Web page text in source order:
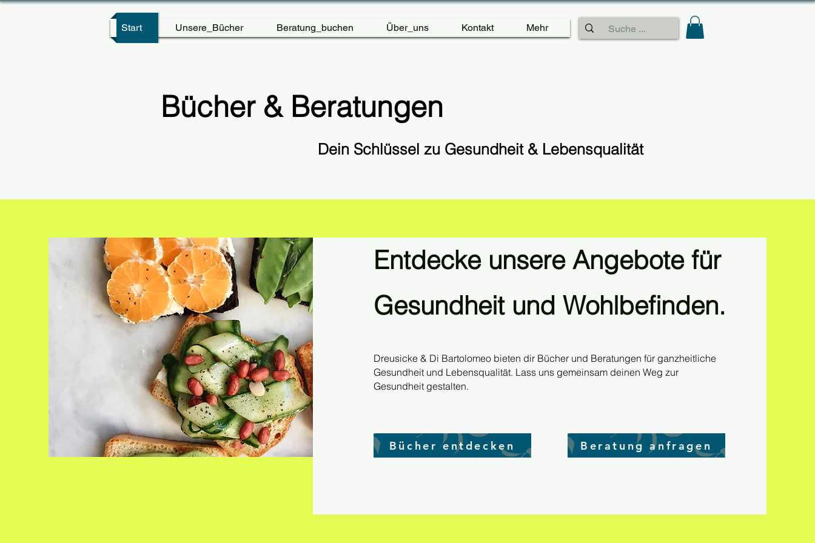
Start Unsere_Bücher Beratung_buchen Über_uns Kontakt Mehr
Bücher & Beratungen
Dein Schlüssel zu Gesundheit & Lebensqualität
Entdecke unsere Angebote für
Gesundheit und Wohlbefinden.
Dreusicke & Di Bartolomeo bieten dir Bücher und Beratungen für ganzheitliche
Gesundheit und Lebensqualität. Lass uns gemeinsam deinen Weg zur
Gesundheit gestalten.
Bücher entdecken Beratung anfragen